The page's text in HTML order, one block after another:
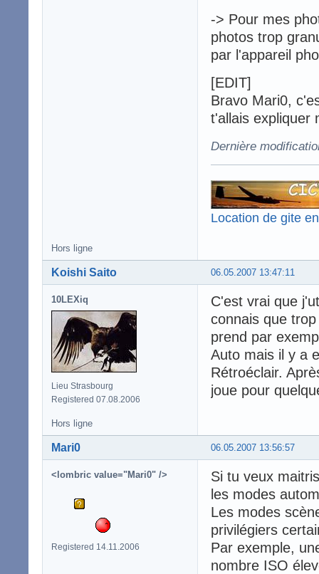
-> Pour mes
photos trop
par l'appareil
[EDIT]
Bravo Mari0,
t'allais expliquer
Dernière
Location de gite
Hors ligne
06.05.2007 13:47:11
Koishi Saito
10LEXiq
Lieu Strasbourg
Registered 07.08.2006
C'est vrai que
connais que
prend par
Auto mais il y a
Rétroéclair.
joue pour
Hors ligne
06.05.2007 13:56:57
Mari0
<lombric value="Mari0" />
Registered 14.11.2006
Si tu veux
les modes
Les modes
privilégiers
Par exemple,
nombre ISO